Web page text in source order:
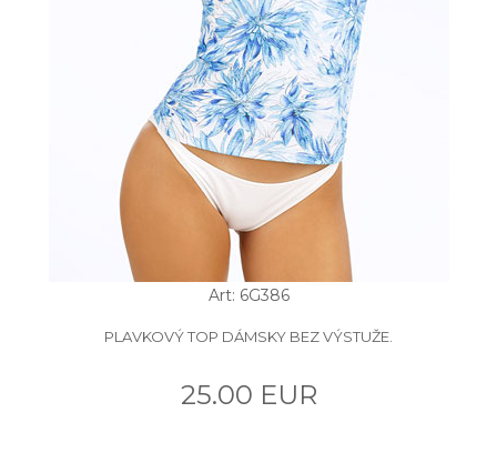
Art: 6G386
PLAVKOVÝ TOP DÁMSKY BEZ VÝSTUŽE.
25.00 EUR